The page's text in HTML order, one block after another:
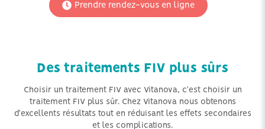
Prendre rendez-vous en ligne
Des traitements FIV plus sûrs
Choisir un traitement FIV avec Vitanova, c'est choisir un
traitement FIV plus sûr. Chez Vitanova nous obtenons
d'excellents résultats tout en réduisant les effets secondaires
et les complications.